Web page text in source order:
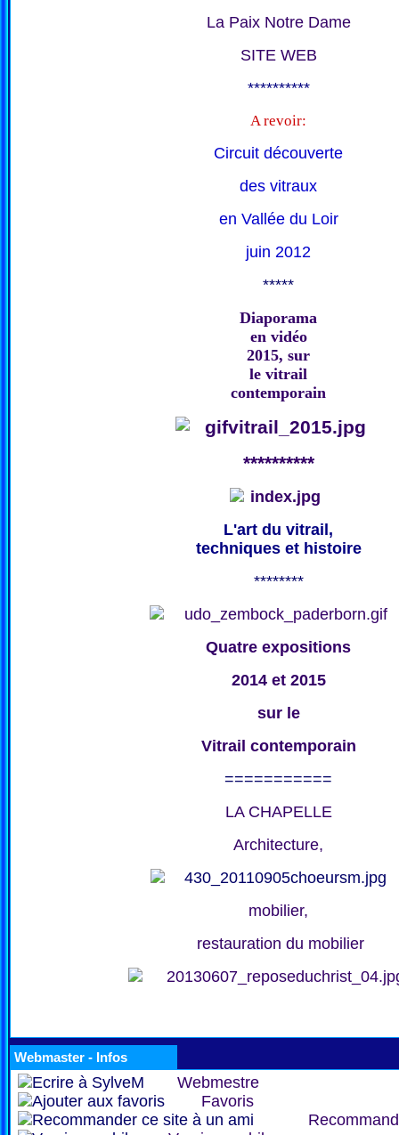
La Paix Notre Dame
SITE WEB
**********
A revoir:
Circuit découverte
des vitraux
en Vallée du Loir
juin 2012
*****
Diaporama
en vidéo
2015, sur
le vitrail
contemporain
**********
L'art du vitrail,
techniques et histoire
********
Quatre expositions
2014 et 2015
sur le
Vitrail contemporain
===========
LA CHAPELLE
Architecture,
mobilier,
restauration du mobilier
Webmaster - Infos
Webmestre
Favoris